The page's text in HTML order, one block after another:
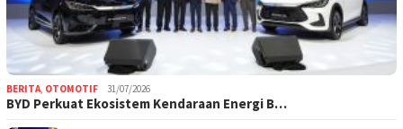
BERITA, OTOMOTIF 31/07/2026
BYD Perkuat Ekosistem Kendaraan Energi B…